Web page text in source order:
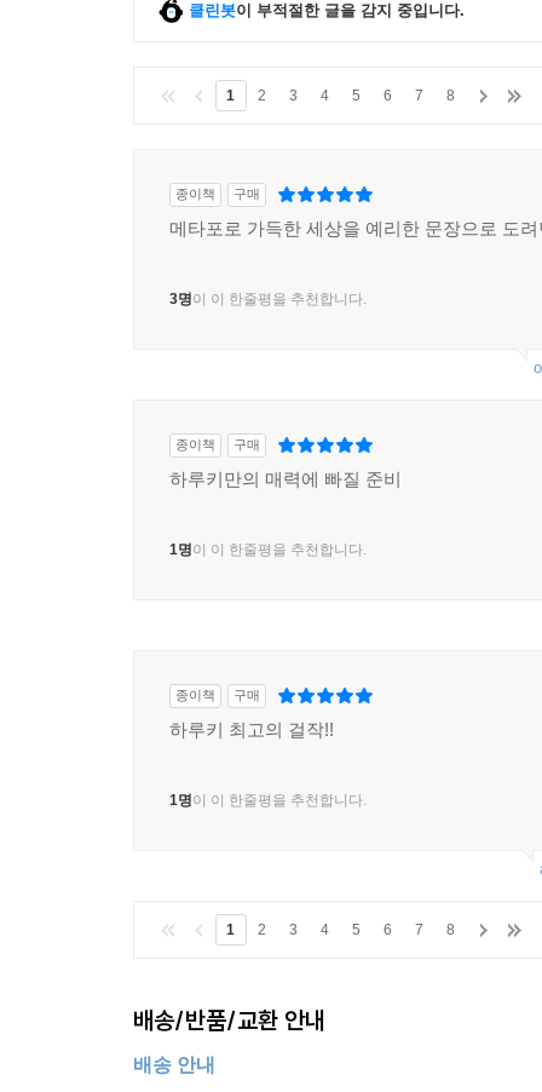
클린봇이 부적절한 글을 감지 중입니다.
1 2 3 4 5 6 7 8
종이책 구매
메타포로 가득한 세상을 예리한 문장으로 도
3명이 이 한줄평을 추천합니다.
종이책 구매
하루키만의 매력에 빠질 준비
1명이 이 한줄평을 추천합니다.
종이책 구매
하루키 최고의 걸작!!
1명이 이 한줄평을 추천합니다.
1 2 3 4 5 6 7 8
배송/반품/교환 안내
배송 안내